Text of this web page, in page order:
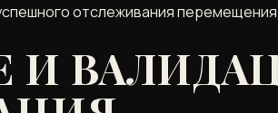
отслеживания
И